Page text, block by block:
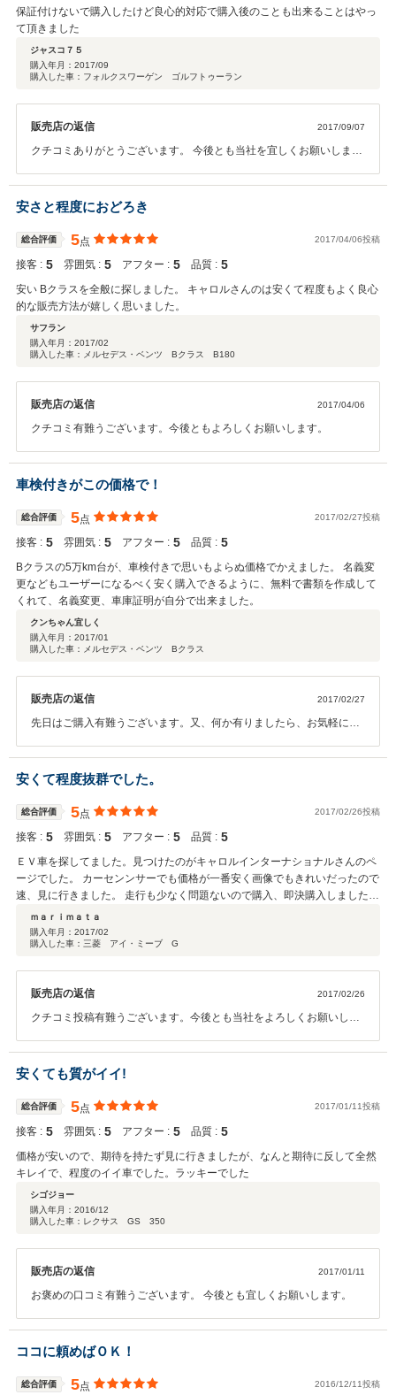
保証付けないで購入したけど良心的対応で購入後のことも出来ることはやっ
て頂きました
ジャスコ７５
購入年月： 2017/09
購入した車：フォルクスワーゲン ゴルフトゥーラン
販売店の返信 2017/09/07
クチコミありがとうございます。 今後とも当社を宜しくお願いしま
安さと程度におどろき
総合評価 5点 2017/04/06投稿
接客 : 5 雰囲気 : 5 アフター : 5 品質 : 5
安い Bクラスを全般に探しました。 キャロルさんのは安くて程度もよく良心
的な販売方法が嬉しく思いました。
サフラン
購入年月： 2017/02
購入した車：メルセデス・ベンツ Bクラス B180
販売店の返信 2017/04/06
クチコミ有難うございます。今後ともよろしくお願いします。
車検付きがこの価格で！
総合評価 5点 2017/02/27投稿
接客 : 5 雰囲気 : 5 アフター : 5 品質 : 5
Bクラスの5万km台が、車検付きで思いもよらぬ価格でかえました。 名義変
更などもユーザーになるべく安く購入できるように、無料で書類を作成して
くれて、名義変更、車庫証明が自分で出来ました。
クンちゃん宜しく
購入年月： 2017/01
購入した車：メルセデス・ベンツ Bクラス
販売店の返信 2017/02/27
先日はご購入有難うございます。又、何か有りましたら、お気軽にご
安くて程度抜群でした。
総合評価 5点 2017/02/26投稿
接客 : 5 雰囲気 : 5 アフター : 5 品質 : 5
ＥＶ車を探してました。見つけたのがキャロルインターナショナルさんのペ
ージでした。 カーセンンサーでも価格が一番安く画像でもきれいだったので
速、見に行きました。 走行も少なく問題ないので購入、即決購入しました。
平均より可也安く程度もいいアイミーブを購入できてとてもハッピーな気分
です。
ｍａｒｉｍａｔａ
購入年月： 2017/02
購入した車：三菱 アイ・ミーブ G
販売店の返信 2017/02/26
クチコミ投稿有難うございます。今後とも当社をよろしくお願いしま
安くても質がイイ!
総合評価 5点 2017/01/11投稿
接客 : 5 雰囲気 : 5 アフター : 5 品質 : 5
価格が安いので、期待を持たず見に行きましたが、なんと期待に反して全然
キレイで、程度のイイ車でした。ラッキーでした
シゴジョー
購入年月： 2016/12
購入した車：レクサス GS 350
販売店の返信 2017/01/11
お褒めの口コミ有難うございます。 今後とも宜しくお願いします。
ココに頼めばＯＫ！
総合評価 5点 2016/12/11投稿